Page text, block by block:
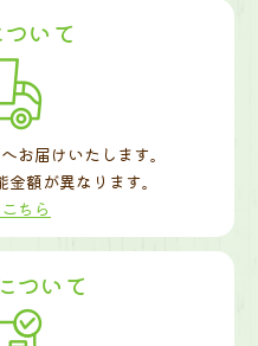
いて
お届けいたします。
額が異なります。
ちら
ついて